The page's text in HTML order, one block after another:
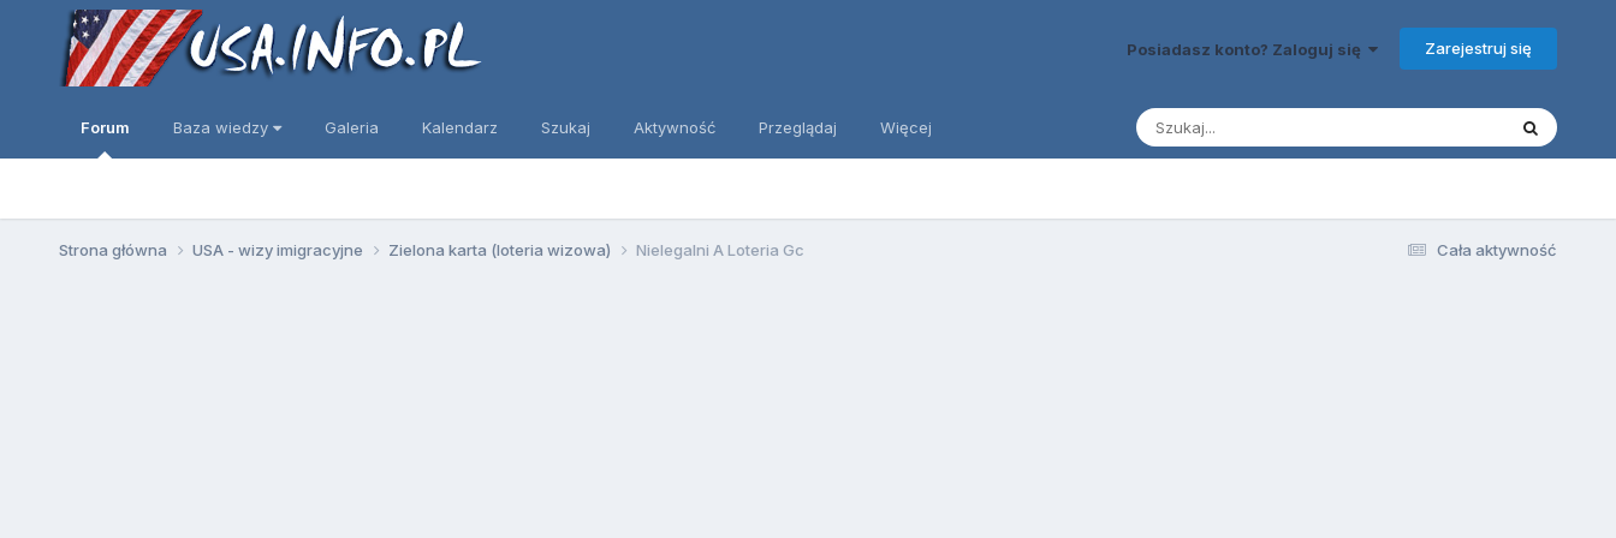
Posiadasz konto? Zaloguj się Zarejestruj się
Forum Baza wiedzy Galeria Kalendarz Szukaj Aktywność Przeglądaj Więcej
Cała aktywność
Strona główna USA - wizy imigracyjne Zielona karta (loteria wizowa) Nielegalni A Loteria Gc